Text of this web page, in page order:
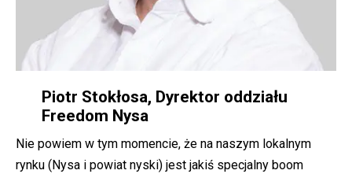
Piotr Stokłosa, Dyrektor oddziału
Freedom Nysa
Nie powiem w tym momencie, że na naszym lokalnym
rynku (Nysa i powiat nyski) jest jakiś specjalny boom